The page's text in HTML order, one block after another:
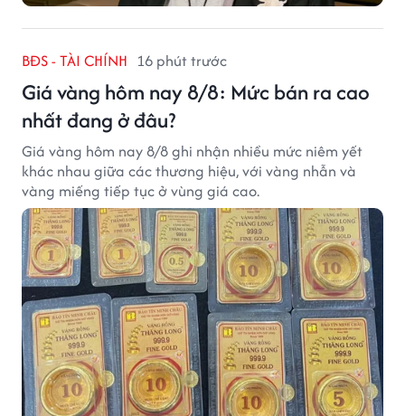
BĐS - TÀI CHÍNH 16 phút trước
Giá vàng hôm nay 8/8: Mức bán ra cao
nhất đang ở đâu?
Giá vàng hôm nay 8/8 ghi nhận nhiều mức niêm yết
khác nhau giữa các thương hiệu, với vàng nhẫn và
vàng miếng tiếp tục ở vùng giá cao.